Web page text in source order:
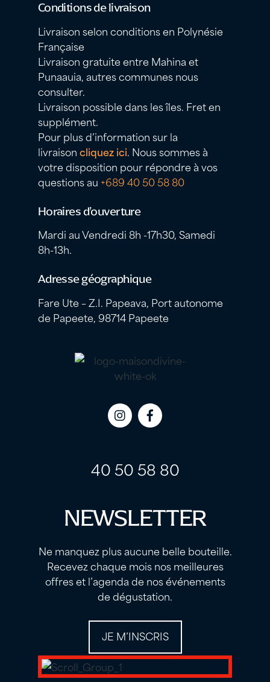
Conditions de livraison
Livraison selon conditions en Polynésie
Française
Livraison gratuite entre Mahina et
Punaauia, autres communes nous
consulter.
Livraison possible dans les îles. Fret en
supplément.
Pour plus d’information sur la
livraisoncliquez ici. Nous sommes à
votre disposition pour répondre à vos
questions au +689 40 50 58 80
Horaires d’ouverture
Mardi au Vendredi 8h -17h30, Samedi
8h-13h.
Adresse géographique
Fare Ute – Z.I. Papeava, Port autonome
de Papeete, 98714 Papeete
Icon
Icon
40 50 58 80
NEWSLETTER
Ne manquez plus aucune belle bouteille.
Recevez chaque mois nos meilleures
offres et l’agenda de nos événements
de dégustation.
JE M’INSCRIS